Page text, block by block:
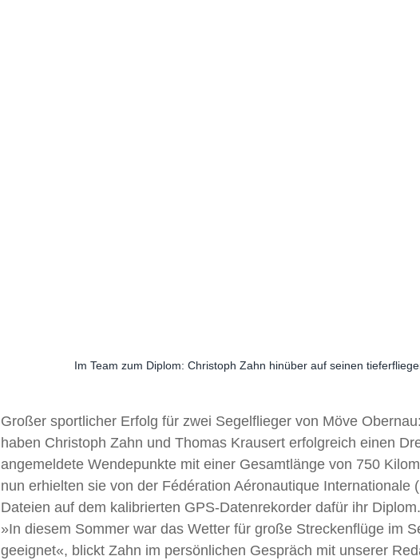
Im Team zum Diplom: Christoph Zahn hinüber auf seinen
Großer sportlicher Erfolg für zwei Segelflieger von Möve
haben Christoph Zahn und Thomas Krausert erfolgreich einen
angemeldete Wendepunkte mit einer Gesamtlänge von 750
nun erhielten sie von der Fédération Aéronautique Internationale
Dateien auf dem kalibrierten GPS-Datenrekorder dafür ihr Diplom.
»In diesem Sommer war das Wetter für große Streckenflüge im
geeignet«, blickt Zahn im persönlichen Gespräch mit unserer